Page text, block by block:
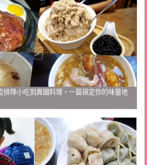
排隊小吃到異國料理，一篇搞定你的味蕾地